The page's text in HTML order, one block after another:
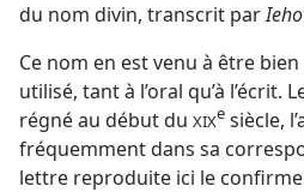
du nom divin, transcrit par
Ce nom en est venu à être
utilisé, tant à l’oral qu’à l’écrit.
régné au début du XIXe siècle,
fréquemment dans sa
lettre reproduite ici le